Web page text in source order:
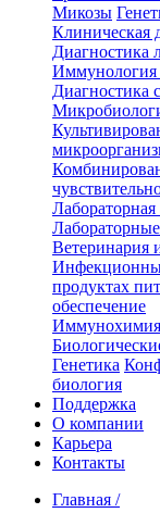
Микозы
Клиническая
Диагностика
Иммунология
Диагностика
Лабораторная
продуктах
обеспечение
Иммунохимия
Генетика
биология
Поддержка
О компании
Карьера
Контакты
Главная /